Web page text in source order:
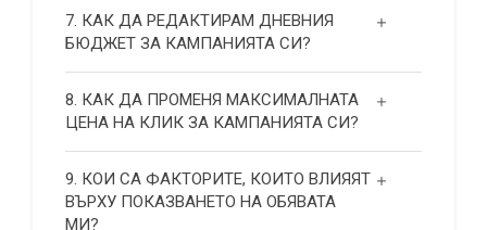
7. КАК ДА РЕДАКТИРАМ ДНЕВНИЯ
БЮДЖЕТ ЗА КАМПАНИЯТА СИ?
8. КАК ДА ПРОМЕНЯ МАКСИМАЛНАТА
ЦЕНА НА КЛИК ЗА КАМПАНИЯТА СИ?
9. КОИ СА ФАКТОРИТЕ, КОИТО ВЛИЯЯТ
ВЪРХУ ПОКАЗВАНЕТО НА ОБЯВАТА
МИ?